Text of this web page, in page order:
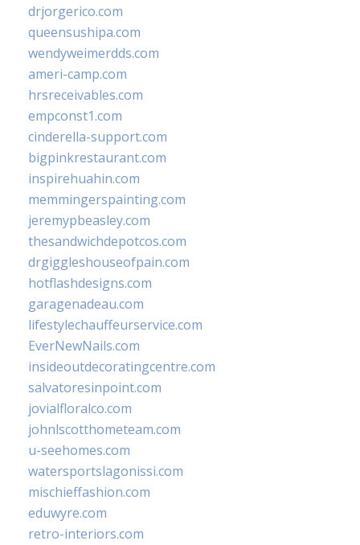
drjorgerico.com
queensushipa.com
wendyweimerdds.com
ameri-camp.com
hrsreceivables.com
empconst1.com
cinderella-support.com
bigpinkrestaurant.com
inspirehuahin.com
memmingerspainting.com
jeremypbeasley.com
thesandwichdepotcos.com
drgiggleshouseofpain.com
hotflashdesigns.com
garagenadeau.com
lifestylechauffeurservice.com
EverNewNails.com
insideoutdecoratingcentre.com
salvatoresinpoint.com
jovialfloralco.com
johnlscotthometeam.com
u-seehomes.com
watersportslagonissi.com
mischieffashion.com
eduwyre.com
retro-interiors.com